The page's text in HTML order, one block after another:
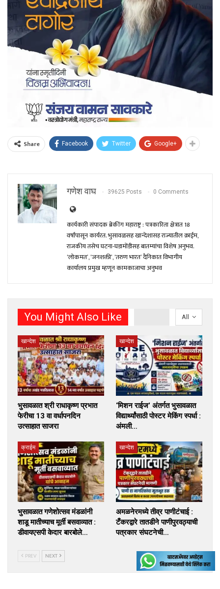
Share Facebook Twitter Google+
गणेश वाघ 39625 Posts 0 Comments
कार्यकारी संपादक ब्रेकींग महाराष्ट्र : पत्रकारिता क्षेत्रात 18
वर्षांपासून कार्यरत. भुसावळसह खान्देशासह राज्यातील क्राईम,
राजकीय तसेच घटना-घडामोंडीसह बातम्यांचा विशेष अनुभव.
‘लोकमत’, ‘जनशक्ती’, ‘तरुण भारत’ दैनिकात विभागीय
कार्यालय प्रमुख म्हणून कामकाजाचा अनुभव
All
You Might Also Like
खान्देश
भुसावळात श्री राधाकृष्ण प्रभात
फेरीचा 13 वा वर्धापनदिन
उत्साहात साजरा
खान्देश
‘मिशन राईज’ अंतर्गत भुसावळात
विद्यार्थ्यांसाठी पोस्टर मेकिंग स्पर्धा :
अंमली…
क्राईम
भुसावळात गणेशोत्सव मंडळांनी
शाडू मातीच्याच मूर्ती बसवाव्यात :
डीवायएसपी केदार बारबोले…
खान्देश
अमळनेरमध्ये तीव्र पाणीटंचाई :
टँकरद्वारे तातडीने पाणीपुरवठ्याची
पत्रकार संघटनेची…
PREV NEXT